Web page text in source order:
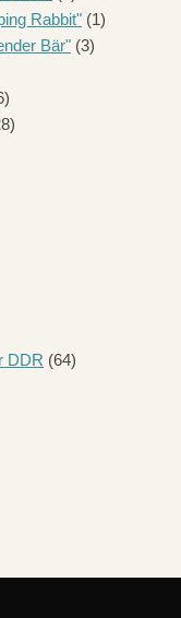
Rabbit" (1)
Bär" (3)
DDR (64)